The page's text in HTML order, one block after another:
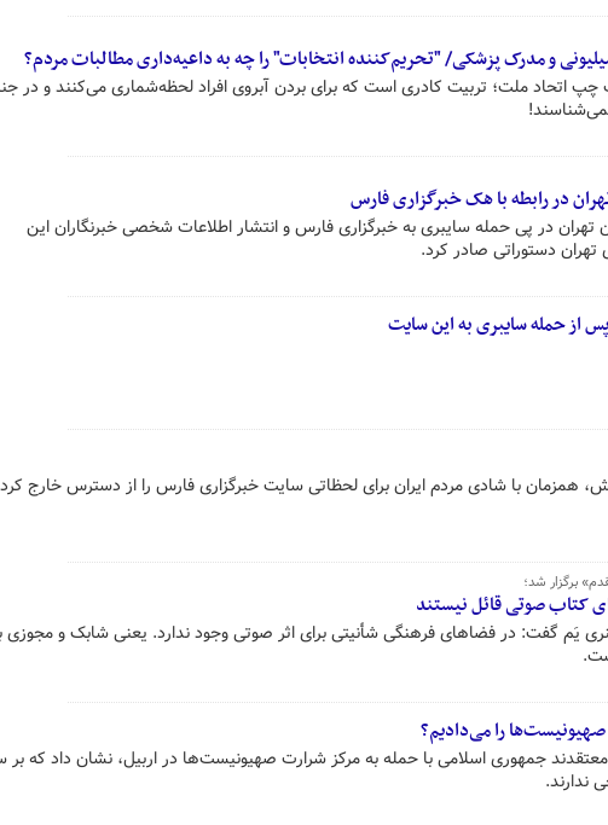
اتحاد ملت؛ تربیت کادری است که برای بردن آبروی افراد لحظه‌شماری می‌کنند و در
در رابطه با هک خبرگزاری فارس
در پی حمله سایبری به خبرگزاری فارس و انتشار اطلاعات شخصی خبرنگاران این
دستوراتی صادر کرد.
از حمله سایبری به این سایت
همزمان با شادی مردم ایران برای لحظاتی سایت خبرگزاری فارس را از دسترس خارج
برگزار شد؛
کتاب صوتی قائل نیستند
یَم گفت: در فضاهای فرهنگی شأنیتی برای اثر صوتی وجود ندارد. یعنی شابک و مجوزی
را می‌دادیم؟
جمهوری اسلامی با حمله به مرکز شرارت صهیونیست‌ها در اربیل، نشان داد که بر